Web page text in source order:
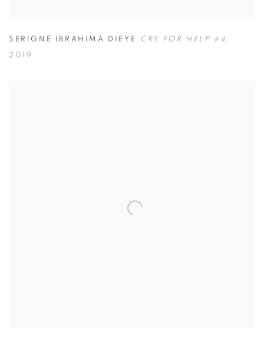
SERIGNE IBRAHIMA DIEYE , CRY FOR HELP #4,
2019